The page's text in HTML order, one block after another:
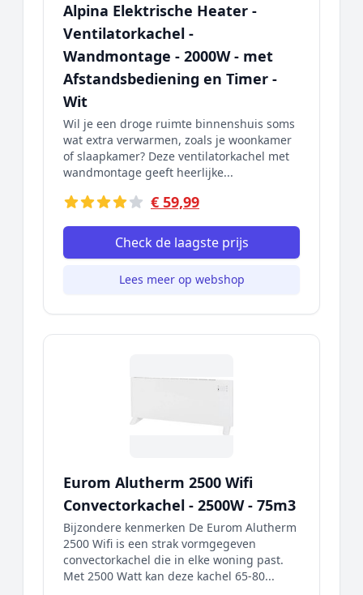
Alpina Elektrische Heater -
Ventilatorkachel -
Wandmontage - 2000W - met
Afstandsbediening en Timer -
Wit
Wil je een droge ruimte binnenshuis soms
wat extra verwarmen, zoals je woonkamer
of slaapkamer? Deze ventilatorkachel met
wandmontage geeft heerlijke...
€ 59,99
Check de laagste prijs
Lees meer op webshop
Eurom Alutherm 2500 Wifi
Convectorkachel - 2500W - 75m3
Bijzondere kenmerken De Eurom Alutherm
2500 Wifi is een strak vormgegeven
convectorkachel die in elke woning past.
Met 2500 Watt kan deze kachel 65-80...